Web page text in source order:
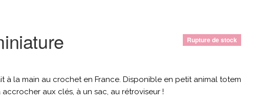
Rupture de stock
à la main au crochet en France. Disponible en petit animal totem
aux clés, à un sac, au rétroviseur !